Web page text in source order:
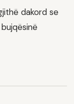
dakord se